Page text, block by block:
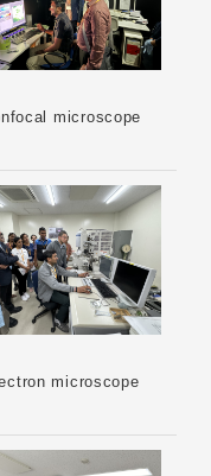
microscope
microscope